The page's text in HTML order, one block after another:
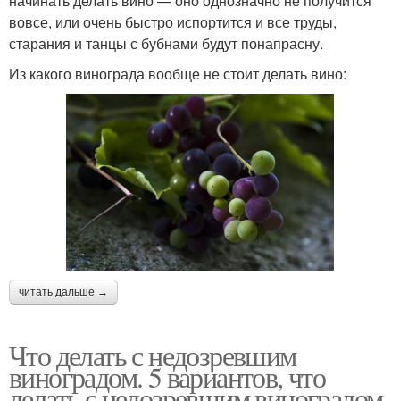
вовсе, или очень быстро испортится и все труды,
старания и танцы с бубнами будут понапрасну.
Из какого винограда вообще не стоит делать вино:
читать дальше →
Что делать с недозревшим
виноградом. 5 вариантов, что